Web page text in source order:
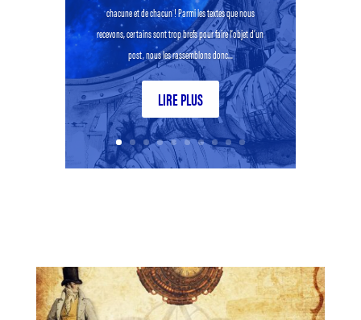
chacune et de chacun ! Parmi les textes que nous
recevons, certains sont trop brefs pour faire l’objet d’un
post, nous les rassemblons donc...
LIRE PLUS